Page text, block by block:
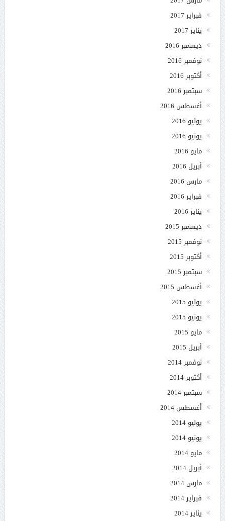
فبراير 2017
يناير 2017
ديسمبر 2016
نوفمبر 2016
أكتوبر 2016
سبتمبر 2016
أغسطس 2016
يوليو 2016
يونيو 2016
مايو 2016
أبريل 2016
مارس 2016
فبراير 2016
يناير 2016
ديسمبر 2015
نوفمبر 2015
أكتوبر 2015
سبتمبر 2015
أغسطس 2015
يوليو 2015
يونيو 2015
مايو 2015
أبريل 2015
نوفمبر 2014
أكتوبر 2014
سبتمبر 2014
أغسطس 2014
يوليو 2014
يونيو 2014
مايو 2014
أبريل 2014
مارس 2014
فبراير 2014
يناير 2014